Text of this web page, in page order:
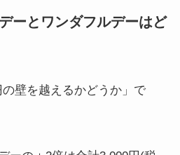
ーとワンダフルデーはど
壁を越えるかどうか」で